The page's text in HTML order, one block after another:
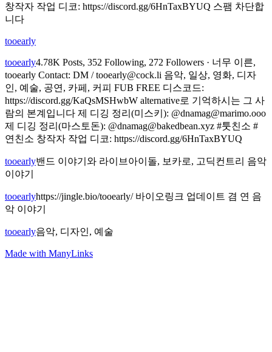
창작자 작업 디코: https://discord.gg/6HnTaxBYUQ 스팸 차단합
니다
tooearly
tooearly4.78K Posts, 352 Following, 272 Followers · 너무 이른,
tooearly Contact: DM /tooearly@cock.li 음악, 일상, 영화, 디자
인, 예술, 공연, 카페, 커피 FUB FREE 디스코드:
https://discord.gg/KaQsMSHwbW alternative로 기억하시는 그 사
람의 본계입니다 제 디깅 정리(미스키): @dnamag@marimo.ooo
제 디깅 정리(마스토돈): @dnamag@bakedbean.xyz #툿친소 #
연친소 창작자 작업 디코: https://discord.gg/6HnTaxBYUQ
tooearly밴드 이야기와 라이브아이돌, 보카로, 고딕컨트리 음악
이야기
tooearlyhttps://jingle.bio/tooearly/ 바이오링크 업데이트 겸 연 음
악 이야기
tooearly음악, 디자인, 예술
Made with ManyLinks